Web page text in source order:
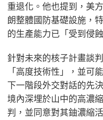
重退化。他也提到，美
朗整體國防基礎設施，
的生產能力已「受到侵
針對未來的核子計畫談
「高度技術性」，並可
下一階段外交對話的先
境內深埋於山中的高濃
判，並同意對其鈾濃縮